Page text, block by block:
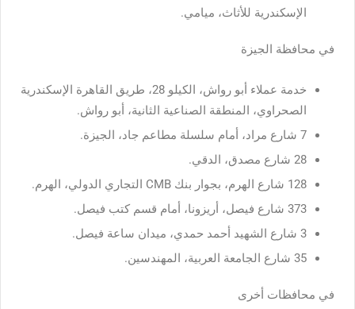
الإسكندرية للأثاث، ميامي.
في محافظة الجيزة
خدمة عملاء أبو رواش، الكيلو 28، طريق القاهرة الإسكندرية
الصحراوي، المنطقة الصناعية الثانية، أبو رواش.
7 شارع مراد، أمام سلسلة مطاعم جاد، الجيزة.
28 شارع مصدق، الدقي.
128 شارع الهرم، بجوار بنك CMB التجاري الدولي، الهرم.
373 شارع فيصل، أريزونا، أمام قسم كتب فيصل.
3 شارع الشهيد أحمد حمدي، ميدان ساعة فيصل.
35 شارع الجامعة العربية، المهندسين.
في محافظات أخرى